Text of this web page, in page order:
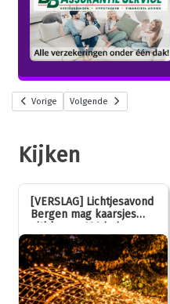
Vorige Volgende
Kijken
[VERSLAG] Lichtjesavond
Bergen mag kaarsjes
uitblazen: 100 jarig
jubileum!